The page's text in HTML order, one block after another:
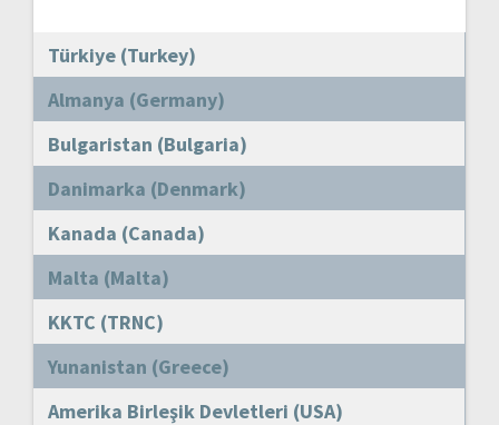
Türkiye (Turkey)
Almanya (Germany)
Bulgaristan (Bulgaria)
Danimarka (Denmark)
Kanada (Canada)
Malta (Malta)
KKTC (TRNC)
Yunanistan (Greece)
Amerika Birleşik Devletleri (USA)